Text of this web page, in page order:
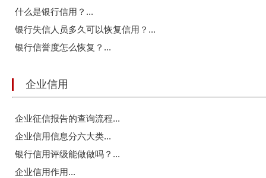
什么是银行信用？...
银行失信人员多久可以恢复信用？...
银行信誉度怎么恢复？...
企业信用
企业征信报告的查询流程...
企业信用信息分六大类...
银行信用评级能做做吗？...
企业信用作用...